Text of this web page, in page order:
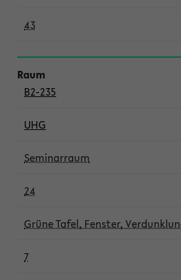
43
B2-235
UHG
Seminarraum
24
Grüne Tafel, Fenster,
7